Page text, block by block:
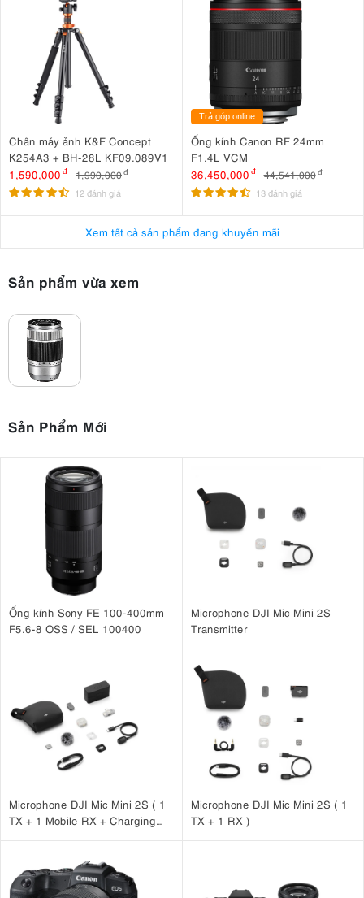
Chân máy ảnh K&F Concept
K254A3 + BH-28L KF09.089V1
1,590,000 đ 1,990,000đ
12 đánh giá
Trả góp online
Ống kính Canon RF 24mm
F1.4L VCM
36,450,000 đ 44,541,000 đ
13 đánh giá
Xem tất cả sản phẩm đang khuyến mãi
Sản phẩm vừa xem
Sản Phẩm Mới
Ống kính Sony FE 100-400mm
F5.6-8 OSS / SEL 100400
Microphone DJI Mic Mini 2S
Transmitter
Microphone DJI Mic Mini 2S ( 1
TX + 1 Mobile RX + Charging
Microphone DJI Mic Mini 2S ( 1
TX + 1 RX )